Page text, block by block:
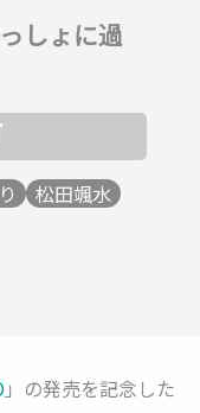
しょに過
松田颯水
」の発売を記念した